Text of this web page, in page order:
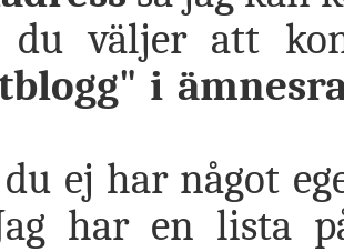
du väljer att
i
du ej har något
har en lista